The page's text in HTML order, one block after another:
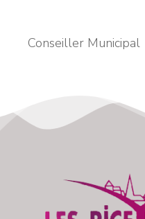
Conseiller Municipal